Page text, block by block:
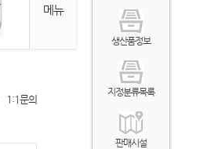
메뉴
1:1문의
생산품정보
지정분류목록
판매시설